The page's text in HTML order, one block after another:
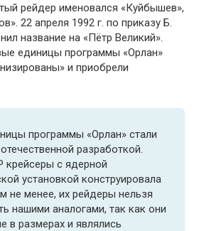
рейдер именовался «Куйбышев»,
22 апреля 1992 г. по приказу Б.
название на «Пётр Великий».
единицы программы «Орлан»
и приобрели
программы «Орлан» стали
разработкой.
с ядерной
установкой конструировала
не менее, их рейдеры нельзя
нашими аналогами, так как они
в размерах и являлись